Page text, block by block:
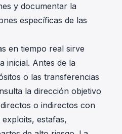
y documentar la
específicas de las
en tiempo real sirve
inicial. Antes de la
o las transferencias
la dirección objetivo
o indirectos con
estafas,